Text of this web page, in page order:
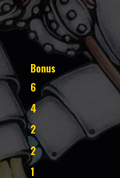
Bonus
6
4
2
2
1